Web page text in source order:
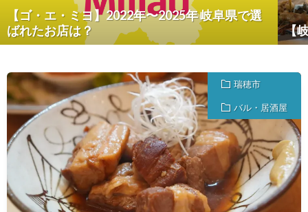
【ゴ・エ・ミヨ】2022年〜2025年 岐阜県で選
ばれたお店は？
【
瑞穂市
バル・居酒屋